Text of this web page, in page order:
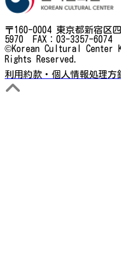
〒160-0004 東京都新宿区
5970 FAX：03-3357-
©Korean Cultural Center
Rights Reserved.
利用約款・個人情報処理方